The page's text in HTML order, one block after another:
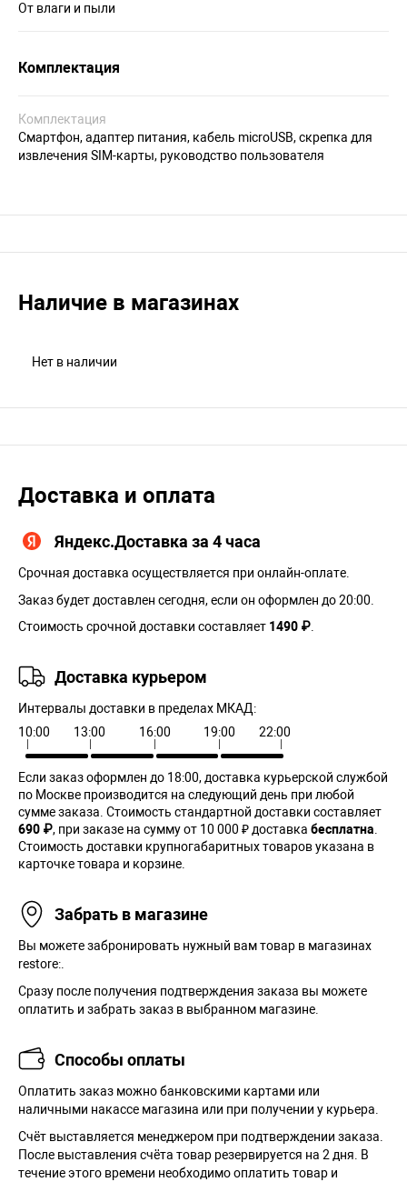
От влаги и пыли
Комплектация
Комплектация
Смартфон, адаптер питания, кабель microUSB, скрепка для
извлечения SIM-карты, руководство пользователя
Наличие в магазинах
Нет в наличии
Доставка и оплата
Яндекс.Доставка за 4 часа
Срочная доставка осуществляется при онлайн-оплате.
Заказ будет доставлен сегодня, если он оформлен до 20:00.
Стоимость срочной доставки составляет 1490 ₽.
Доставка курьером
Интервалы доставки в пределах МКАД:
10:00
13:00 16:00 19:00 22:00
Если заказ оформлен до 18:00, доставка курьерской службой
по Москве производится на следующий день при любой
сумме заказа. Cтоимость стандартной доставки составляет
690 ₽, при заказе на сумму от 10 000 ₽ доставка бесплатна.
Стоимость доставки крупногабаритных товаров указана в
карточке товара и корзине.
Забрать в магазине
Вы можете забронировать нужный вам товар в магазинах
restore:.
Сразу после получения подтверждения заказа вы можете
оплатить и забрать заказ в выбранном магазине.
Способы оплаты
Оплатить заказ можно банковскими картами или
наличными накассе магазина или при получении у курьера.
Cчёт выставляется менеджером при подтверждении заказа.
После выставления счёта товар резервируется на 2 дня. В
течение этого времени необходимо оплатить товар и